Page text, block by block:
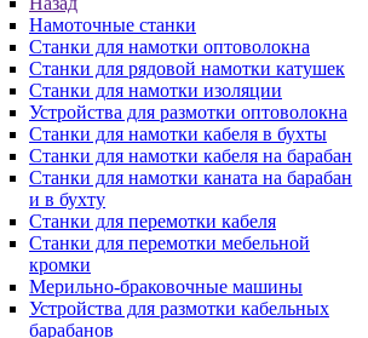
Намоточные станки
Станки для намотки оптоволокна
Станки для рядовой намотки катушек
Станки для намотки изоляции
Устройства для размотки оптоволокна
Станки для намотки кабеля в бухты
Станки для намотки кабеля на барабан
Станки для намотки каната на барабан
и в бухту
Станки для перемотки кабеля
Станки для перемотки мебельной
кромки
Мерильно-браковочные машины
Устройства для размотки кабельных
барабанов